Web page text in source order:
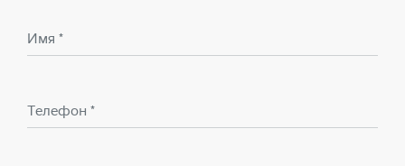
Имя *
Телефон *